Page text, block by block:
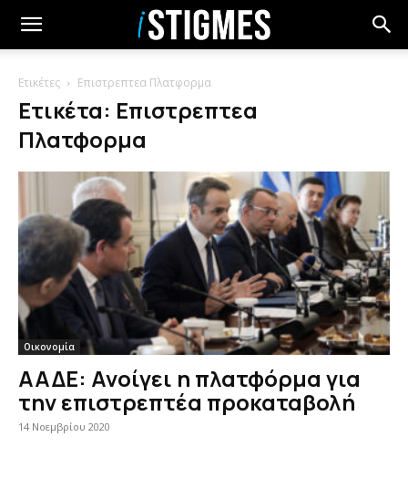
Ετικέτες Επιστρεπτεα Πλατφορμα
Ετικέτα: Επιστρεπτεα
Πλατφορμα
Οικονομία
ΑΑΔΕ: Ανοίγει η πλατφόρμα για
την επιστρεπτέα προκαταβολή
14 Νοεμβρίου 2020